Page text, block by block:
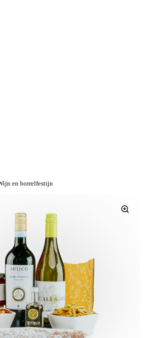
en borrelfestijn